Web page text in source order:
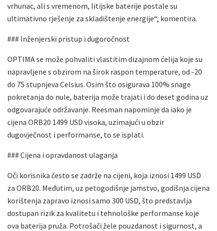
vrhunac, ali s vremenom, litijske baterije postale su
ultimativno rješenje za skladištenje energije“, komentira.
### Inženjerski pristup i dugoročnost
OPTIMA se može pohvaliti vlastitim dizajnom ćelija koje su
napravljene s obzirom na širok raspon temperature, od -20
do 75 stupnjeva Celsius. Osim što osigurava 100% snage
pokretanja do nule, baterija može trajati i do deset godina uz
odgovarajuće održavanje. Reesman napominje da iako je
cijena ORB20 1499 USD visoka, uzimajući u obzir
dugovječnost i performanse, to se isplati.
### Cijena i opravdanost ulaganja
Oči korisnika često se zadrže na cijeni, koja iznosi 1499 USD
za ORB20. Međutim, uz petogodišnje jamstvo, godišnja cijena
korištenja zapravo iznosi samo 300 USD, što predstavlja
dostupan rizik za kvalitetu i tehnološke performanse koje
ova baterija pruža. Potrošači žele pouzdanost i sigurnost, a